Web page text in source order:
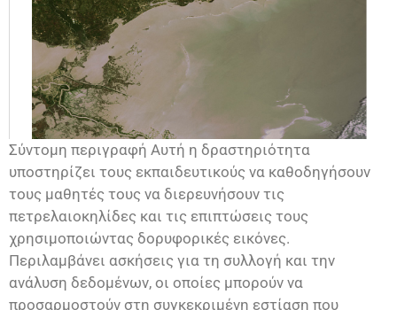
Σύντομη περιγραφή Αυτή η δραστηριότητα
υποστηρίζει τους εκπαιδευτικούς να καθοδηγήσουν
τους μαθητές τους να διερευνήσουν τις
πετρελαιοκηλίδες και τις επιπτώσεις τους
χρησιμοποιώντας δορυφορικές εικόνες.
Περιλαμβάνει ασκήσεις για τη συλλογή και την
ανάλυση δεδομένων, οι οποίες μπορούν να
προσαρμοστούν στη συγκεκριμένη εστίαση που